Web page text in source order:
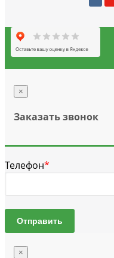
×
Заказать звонок
Телефон*
Отправить
×